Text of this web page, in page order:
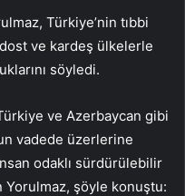
Türkiye’nin tıbbi
ve kardeş ülkelerle
söyledi.
ve Azerbaycan gibi
vadede üzerlerine
odaklı sürdürülebilir
Yorulmaz, şöyle konuştu: